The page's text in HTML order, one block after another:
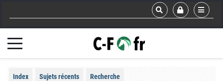
Index Sujets récents Recherche